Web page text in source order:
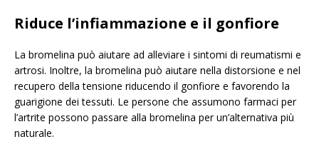
Riduce l’infiammazione e il gonfiore
La bromelina può aiutare ad alleviare i sintomi di reumatismi e
artrosi. Inoltre, la bromelina può aiutare nella distorsione e nel
recupero della tensione riducendo il gonfiore e favorendo la
guarigione dei tessuti. Le persone che assumono farmaci per
l’artrite possono passare alla bromelina per un’alternativa più
naturale.